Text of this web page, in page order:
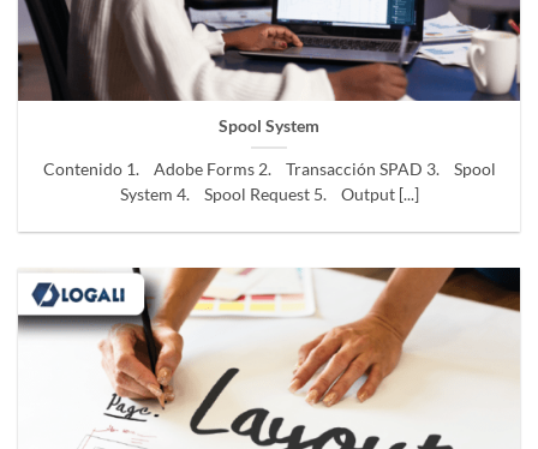
Spool System
Contenido 1. Adobe Forms 2. Transacción SPAD 3. Spool
System 4. Spool Request 5. Output [...]